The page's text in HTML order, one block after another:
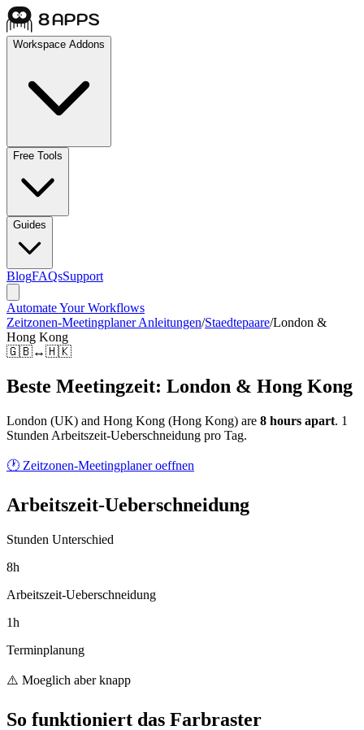
Workspace Addons
Free Tools
Guides
BlogFAQsSupport
Automate Your Workflows
Zeitzonen-Meetingplaner Anleitungen/Staedtepaare/London &
Hong Kong
🇬🇧↔🇭🇰
Beste Meetingzeit: London & Hong Kong
London (UK) and Hong Kong (Hong Kong) are 8 hours apart. 1
Stunden Arbeitszeit-Ueberschneidung pro Tag.
🕐 Zeitzonen-Meetingplaner oeffnen
Arbeitszeit-Ueberschneidung
Stunden Unterschied
8h
Arbeitszeit-Ueberschneidung
1h
Terminplanung
⚠️ Moeglich aber knapp
So funktioniert das Farbraster